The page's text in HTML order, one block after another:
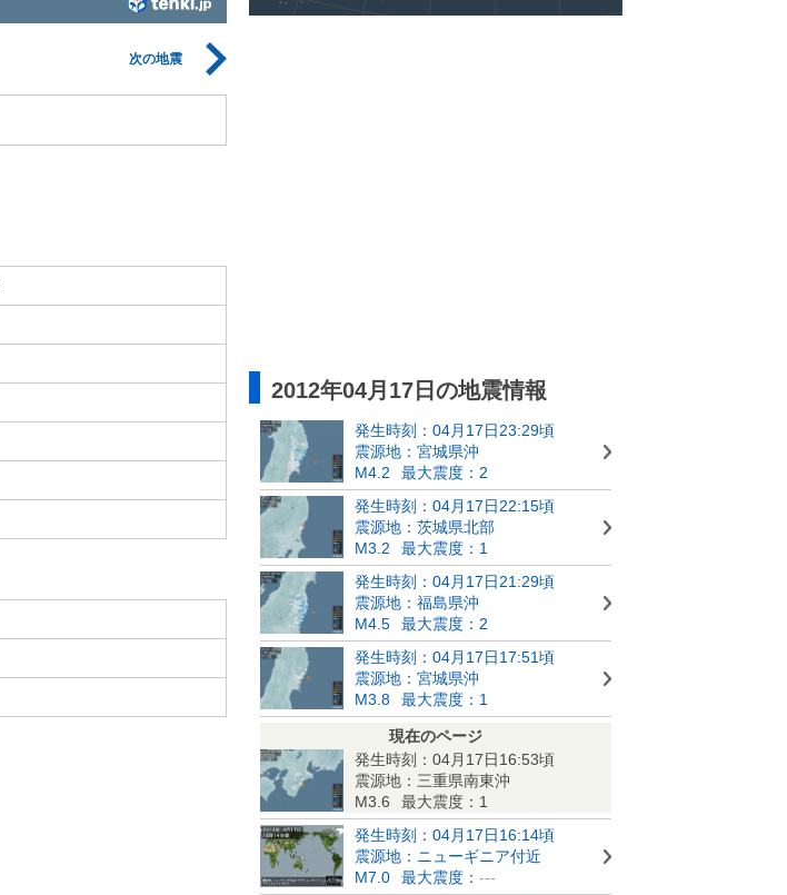
次の地震
2012年04月17日の地震情報
発生時刻：04月17日23:29頃
震源地：宮城県沖
M4.2
最大震度：2
発生時刻：04月17日22:15頃
震源地：茨城県北部
M3.2
最大震度：1
発生時刻：04月17日21:29頃
震源地：福島県沖
M4.5
最大震度：2
発生時刻：04月17日17:51頃
震源地：宮城県沖
M3.8
最大震度：1
現在のページ
発生時刻：04月17日16:53頃
震源地：三重県南東沖
M3.6
最大震度：1
発生時刻：04月17日16:14頃
震源地：ニューギニア付近
M7.0
最大震度： ---